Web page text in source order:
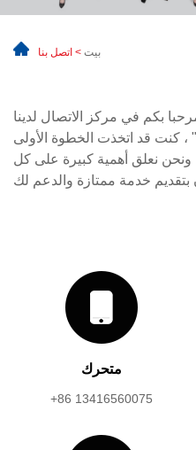
بيت > اتصل بنا
بكم في مركز الاتصال لدينا
كنت قد اتخذت الخطوة الأولى
ونحن نعلق أهمية كبيرة على كل
متحرك
+86 13416560075